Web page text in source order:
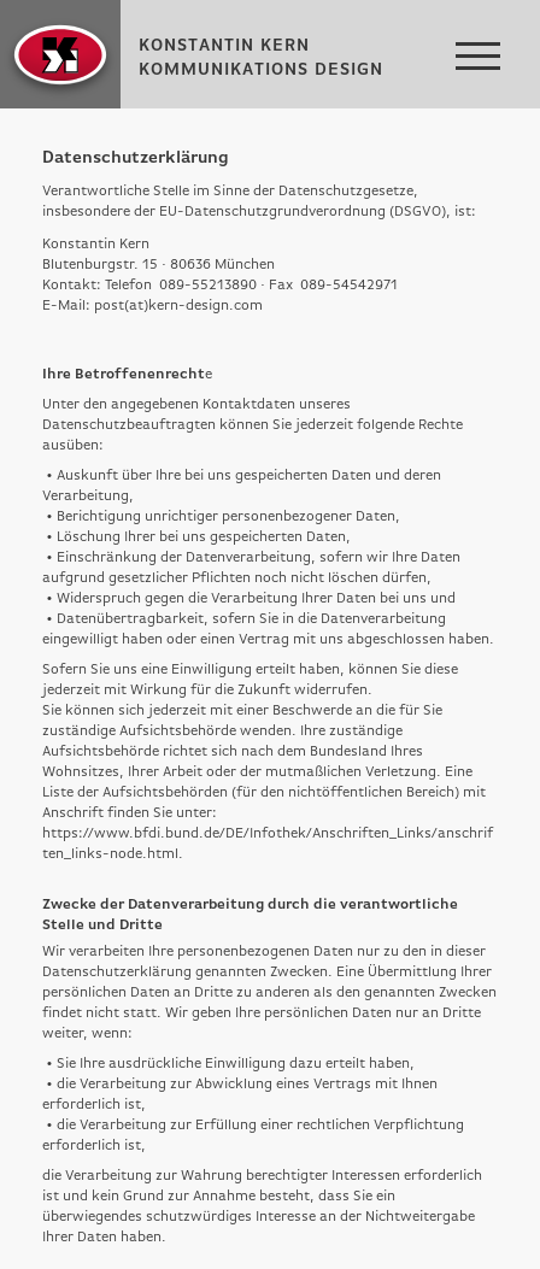
Datenschutzerklärung
Verantwortliche Stelle im Sinne der Datenschutzgesetze,
insbesondere der EU-Datenschutzgrundverordnung (DSGVO), ist:
Konstantin Kern
Blutenburgstr. 15 · 80636 München
Kontakt: Telefon 089-55213890 · Fax 089-54542971
E-Mail: post(at)kern-design.com
Ihre Betroffenenrechte
Unter den angegebenen Kontaktdaten unseres
Datenschutzbeauftragten können Sie jederzeit folgende Rechte
ausüben:
• Auskunft über Ihre bei uns gespeicherten Daten und deren
Verarbeitung,
• Berichtigung unrichtiger personenbezogener Daten,
• Löschung Ihrer bei uns gespeicherten Daten,
• Einschränkung der Datenverarbeitung, sofern wir Ihre Daten
aufgrund gesetzlicher Pflichten noch nicht löschen dürfen,
• Widerspruch gegen die Verarbeitung Ihrer Daten bei uns und
• Datenübertragbarkeit, sofern Sie in die Datenverarbeitung
eingewilligt haben oder einen Vertrag mit uns abgeschlossen haben.
Sofern Sie uns eine Einwilligung erteilt haben, können Sie diese
jederzeit mit Wirkung für die Zukunft widerrufen.
Sie können sich jederzeit mit einer Beschwerde an die für Sie
zuständige Aufsichtsbehörde wenden. Ihre zuständige
Aufsichtsbehörde richtet sich nach dem Bundesland Ihres
Wohnsitzes, Ihrer Arbeit oder der mutmaßlichen Verletzung. Eine
Liste der Aufsichtsbehörden (für den nichtöffentlichen Bereich) mit
Anschrift finden Sie unter:
https://www.bfdi.bund.de/DE/Infothek/Anschriften_Links/anschrif
ten_links-node.html.
Zwecke der Datenverarbeitung durch die verantwortliche
Stelle und Dritte
Wir verarbeiten Ihre personenbezogenen Daten nur zu den in dieser
Datenschutzerklärung genannten Zwecken. Eine Übermittlung Ihrer
persönlichen Daten an Dritte zu anderen als den genannten Zwecken
findet nicht statt. Wir geben Ihre persönlichen Daten nur an Dritte
weiter, wenn:
• Sie Ihre ausdrückliche Einwilligung dazu erteilt haben,
• die Verarbeitung zur Abwicklung eines Vertrags mit Ihnen
erforderlich ist,
• die Verarbeitung zur Erfüllung einer rechtlichen Verpflichtung
erforderlich ist,
die Verarbeitung zur Wahrung berechtigter Interessen erforderlich
ist und kein Grund zur Annahme besteht, dass Sie ein
überwiegendes schutzwürdiges Interesse an der Nichtweitergabe
Ihrer Daten haben.
KONSTANTIN KERN
KOMMUNIKATIONS DESIGN